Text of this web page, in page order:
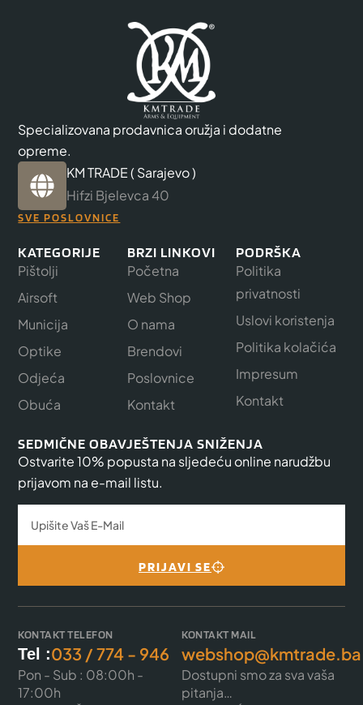
Specializovana prodavnica oružja i dodatne
opreme.
KM TRADE ( Sarajevo )
Hifzi Bjelevca 40
SVE POSLOVNICE
KATEGORIJE
Pištolji
Airsoft
Municija
Optike
Odjeća
Obuća
BRZI LINKOVI
Početna
Web Shop
O nama
Brendovi
Poslovnice
Kontakt
PODRŠKA
Politika
privatnosti
Uslovi koristenja
Politika kolačića
Impresum
Kontakt
SEDMIČNE OBAVJEŠTENJA SNIŽENJA
Ostvarite 10% popusta na sljedeću online narudžbu
prijavom na e-mail listu.
PRIJAVI SE
KONTAKT TELEFON
Tel :033 / 774 - 946
Pon - Sub : 08:00h -
17:00h
KONTAKT MAIL
webshop@kmtrade.ba
Dostupni smo za sva vaša
pitanja…